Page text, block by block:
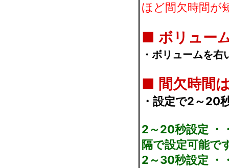
ほど間欠時間が
■ ボリュー
・ボリュームを
■ 間欠時間
・設定で2～20
2～20秒設定 ・
隔で設定可能で
2～30秒設定 ・